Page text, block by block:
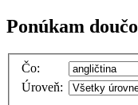
Ponúkam
Čo:
Úroveň: